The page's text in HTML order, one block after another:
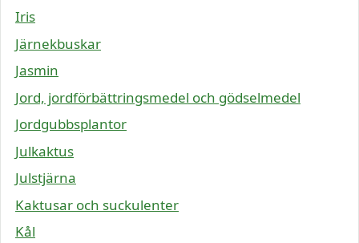
Iris
Järnekbuskar
Jasmin
Jord, jordförbättringsmedel och gödselmedel
Jordgubbsplantor
Julkaktus
Julstjärna
Kaktusar och suckulenter
Kål